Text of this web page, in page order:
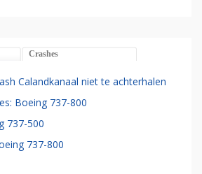
Crashes
Calandkanaal niet te achterhalen
Boeing 737-800
737-500
737-800